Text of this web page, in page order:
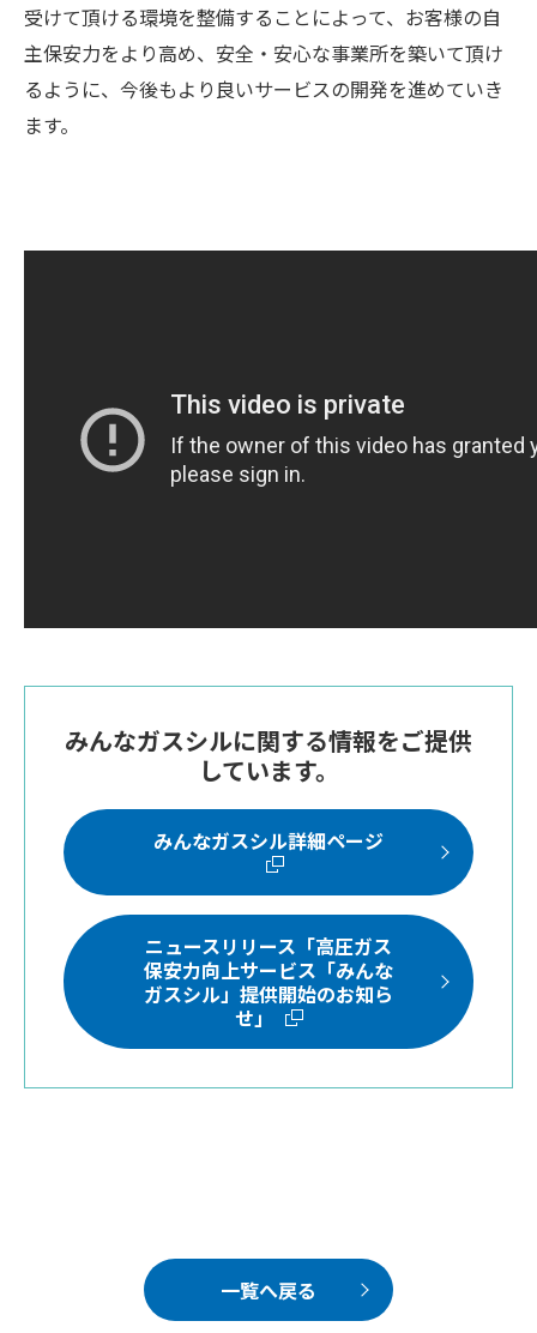
受けて頂ける環境を整備することによって、お客様の自
主保安力をより高め、安全・安心な事業所を築いて頂け
るように、今後もより良いサービスの開発を進めていき
ます。
みんなガスシルに関する情報をご提供
しています。
みんなガスシル詳細ページ
ニュースリリース「高圧ガス
保安力向上サービス「みんな
ガスシル」提供開始のお知ら
せ」
一覧へ戻る